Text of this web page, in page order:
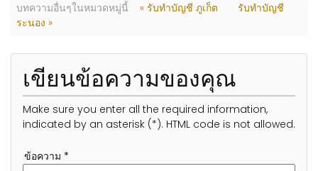
บทความอื่นๆในหมวดหมู่นี้ « รับทำบัญชี ภูเก็ต
รับทำบัญชี
ระนอง »
เขียนข้อความของคุณ
Make sure you enter all the required information,
indicated by an asterisk (*). HTML code is not allowed.
ข้อความ *